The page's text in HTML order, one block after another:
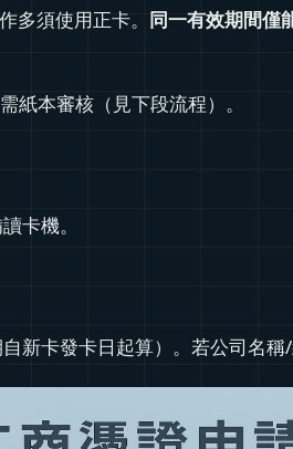
多須使用正卡。 同一有效期間僅
紙本審核（見下段流程）。
卡機。
新卡發卡日起算）。若公司名稱